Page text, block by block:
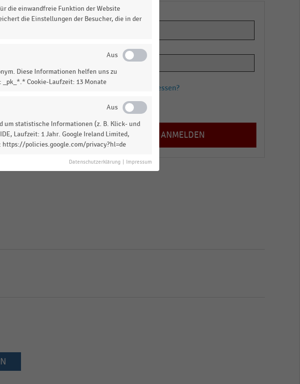
© Handelsdaten 2026
Unternehmen in
Passwort vergessen?
Registrieren
die einwandfreie Funktion der Website
die Einstellungen der Besucher, die in der
Diese Informationen helfen uns zu
_pk_*.* Cookie-Laufzeit: 13 Monate
um statistische Informationen (z. B. Klick- und
Laufzeit: 1 Jahr. Google Ireland Limited,
https://policies.google.com/privacy?hl=de
Datenschutzerklärung Impressum